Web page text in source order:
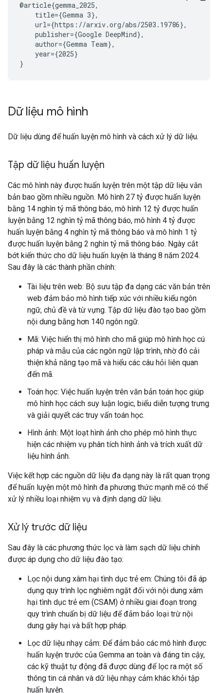
@article{gemma_2025,
    title={Gemma 3},
    url={https://arxiv.org/abs/2503.19786},
    publisher={Google DeepMind},
    author={Gemma Team},
    year={2025}
Dữ liệu mô hình
Dữ liệu dùng để huấn luyện mô hình và cách xử lý dữ liệu.
Tập dữ liệu huấn luyện
Các mô hình này được huấn luyện trên một tập dữ liệu văn
bản bao gồm nhiều nguồn. Mô hình 27 tỷ được huấn luyện
bằng 14 nghìn tỷ mã thông báo, mô hình 12 tỷ được huấn
luyện bằng 12 nghìn tỷ mã thông báo, mô hình 4 tỷ được
huấn luyện bằng 4 nghìn tỷ mã thông báo và mô hình 1 tỷ
được huấn luyện bằng 2 nghìn tỷ mã thông báo. Ngày cắt
bớt kiến thức cho dữ liệu huấn luyện là tháng 8 năm 2024.
Sau đây là các thành phần chính:
Tài liệu trên web: Bộ sưu tập đa dạng các văn bản trên
web đảm bảo mô hình tiếp xúc với nhiều kiểu ngôn
ngữ, chủ đề và từ vựng. Tập dữ liệu đào tạo bao gồm
nội dung bằng hơn 140 ngôn ngữ.
Mã: Việc hiển thị mô hình cho mã giúp mô hình học cú
pháp và mẫu của các ngôn ngữ lập trình, nhờ đó cải
thiện khả năng tạo mã và hiểu các câu hỏi liên quan
đến mã.
Toán học: Việc huấn luyện trên văn bản toán học giúp
mô hình học cách suy luận logic, biểu diễn tượng trưng
và giải quyết các truy vấn toán học.
Hình ảnh: Một loạt hình ảnh cho phép mô hình thực
hiện các nhiệm vụ phân tích hình ảnh và trích xuất dữ
liệu hình ảnh.
Việc kết hợp các nguồn dữ liệu đa dạng này là rất quan trọng
để huấn luyện một mô hình đa phương thức mạnh mẽ có thể
xử lý nhiều loại nhiệm vụ và định dạng dữ liệu.
Xử lý trước dữ liệu
Sau đây là các phương thức lọc và làm sạch dữ liệu chính
được áp dụng cho dữ liệu đào tạo:
Lọc nội dung xâm hại tình dục trẻ em: Chúng tôi đã áp
dụng quy trình lọc nghiêm ngặt đối với nội dung xâm
hại tình dục trẻ em (CSAM) ở nhiều giai đoạn trong
quy trình chuẩn bị dữ liệu để đảm bảo loại trừ nội
dung gây hại và bất hợp pháp.
Lọc dữ liệu nhạy cảm: Để đảm bảo các mô hình được
huấn luyện trước của Gemma an toàn và đáng tin cậy,
các kỹ thuật tự động đã được dùng để lọc ra một số
thông tin cá nhân và dữ liệu nhạy cảm khác khỏi tập
huấn luyện.